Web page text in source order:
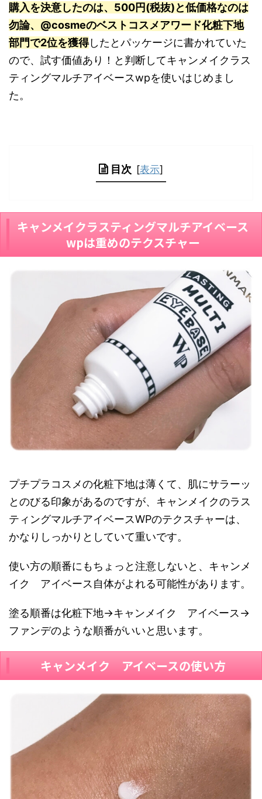
購入を決意したのは、500円(税抜)と低価格なのは
勿論、@cosmeのベストコスメアワード化粧下地
部門で2位を獲得したとパッケージに書かれていた
ので、試す価値あり！と判断してキャンメイクラス
ティングマルチアイベースwpを使いはじめまし
た。
目次 [表示]
キャンメイクラスティングマルチアイベース
wpは重めのテクスチャー
プチプラコスメの化粧下地は薄くて、肌にサラーッ
とのびる印象があるのですが、キャンメイクのラス
ティングマルチアイベースWPのテクスチャーは、
かなりしっかりとしていて重いです。
使い方の順番にもちょっと注意しないと、キャンメ
イク アイベース自体がよれる可能性があります。
塗る順番は化粧下地→キャンメイク アイベース→
ファンデのような順番がいいと思います。
キャンメイク アイベースの使い方